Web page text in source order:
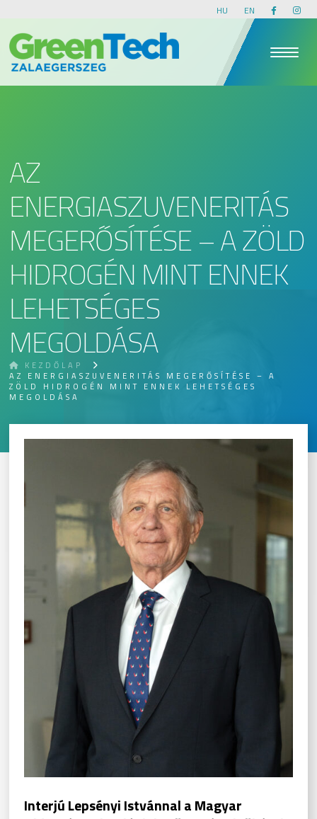
HU EN
AZ
ENERGIASZUVENERITÁS
MEGERŐSÍTÉSE – A ZÖLD
HIDROGÉN MINT ENNEK
LEHETSÉGES
MEGOLDÁSA
KEZDŐLAP
AZ ENERGIASZUVENERITÁS MEGERŐSÍTÉSE – A
ZÖLD HIDROGÉN MINT ENNEK LEHETSÉGES
MEGOLDÁSA
Interjú Lepsényi Istvánnal a Magyar